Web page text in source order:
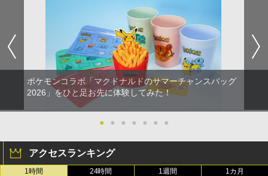
ポケモンコラボ「マクドナルドのサマーチャンスバッグ
2026」をひと足お先に体験してみた！
● ● ● ● ● ● ●
アクセスランキング
1時間 24時間 1週間 1カ月